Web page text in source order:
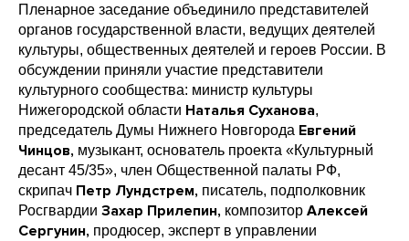
Пленарное заседание объединило представителей
органов государственной власти, ведущих деятелей
культуры, общественных деятелей и героев России. В
обсуждении приняли участие представители
культурного сообщества: министр культуры
Нижегородской области Наталья Суханова,
председатель Думы Нижнего Новгорода Евгений
Чинцов, музыкант, основатель проекта «Культурный
десант 45/35», член Общественной палаты РФ,
скрипач Петр Лундстрем, писатель, подполковник
Росгвардии Захар Прилепин, композитор Алексей
Сергунин, продюсер, эксперт в управлении